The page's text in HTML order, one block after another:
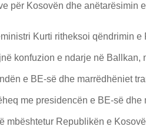
për Kosovën dhe anëtarësimin
Kurti ritheksoi qëndrimin
konfuzion e ndarje në Ballkan,
e BE-së dhe marrëdhëniet
me presidencën e BE-së
mbështetur Republikën e